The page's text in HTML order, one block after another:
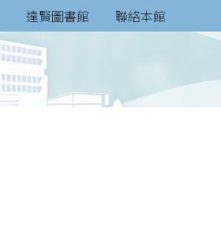
達賢圖書館 聯絡本館